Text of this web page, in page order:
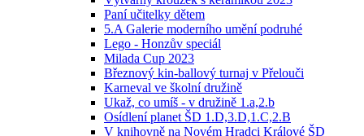
Paní učitelky dětem
5.A Galerie moderního umění podruhé
Lego - Honzův speciál
Milada Cup 2023
Březnový kin-ballový turnaj v Přelouči
Karneval ve školní družině
Ukaž, co umíš - v družině 1.a,2.b
Osídlení planet ŠD 1.D,3.D,1.C,2.B
V knihovně na Novém Hradci Králové ŠD